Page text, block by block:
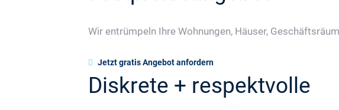
Wir entrümpeln Ihre Wohnungen, Häuser,
Jetzt gratis Angebot anfordern
Diskrete + respektvolle